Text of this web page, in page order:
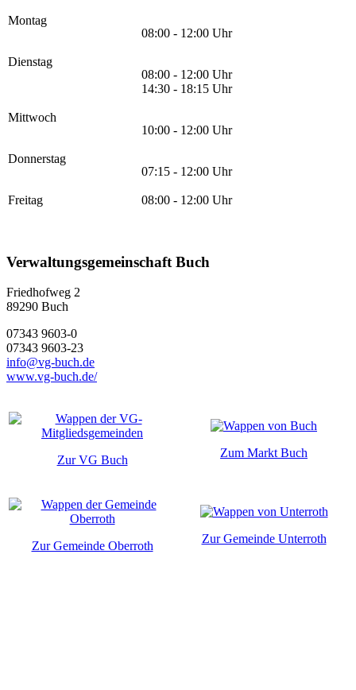
Montag
08:00 - 12:00 Uhr
Dienstag
08:00 - 12:00 Uhr
14:30 - 18:15 Uhr
Mittwoch
10:00 - 12:00 Uhr
Donnerstag
07:15 - 12:00 Uhr
Freitag 08:00 - 12:00 Uhr
Verwaltungsgemeinschaft Buch
Friedhofweg 2
89290 Buch
07343 9603-0
07343 9603-23
info@vg-buch.de
www.vg-buch.de/
Zur VG Buch
Zum Markt Buch
Zur Gemeinde Oberroth
Zur Gemeinde Unterroth